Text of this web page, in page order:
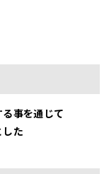
事を通じて
た